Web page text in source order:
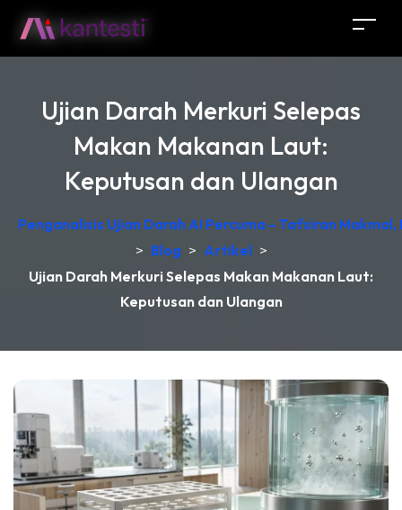
Ujian Darah Merkuri Selepas
Makan Makanan Laut:
Keputusan dan Ulangan
Penganalisis Ujian Darah AI Percuma – Tafsiran
> Blog > Artikel >
Ujian Darah Merkuri Selepas Makan Makanan Laut:
Keputusan dan Ulangan